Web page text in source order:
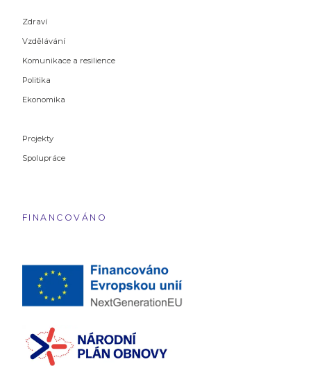
Zdraví
Vzdělávání
Komunikace a resilience
Politika
Ekonomika
Projekty
Spolupráce
FINANCOVÁNO